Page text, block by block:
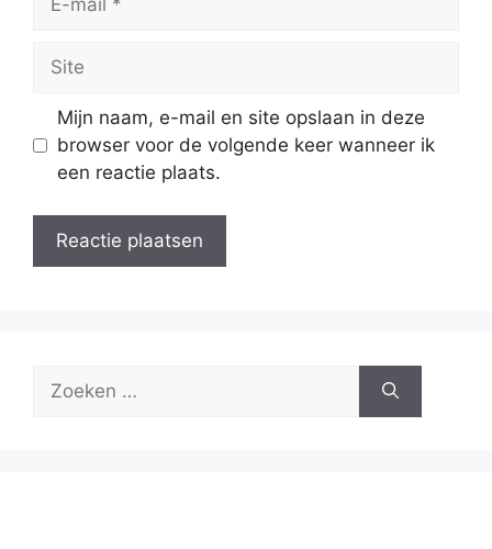
Site
Mijn naam, e-mail en site opslaan in deze
browser voor de volgende keer wanneer ik
een reactie plaats.
naar: